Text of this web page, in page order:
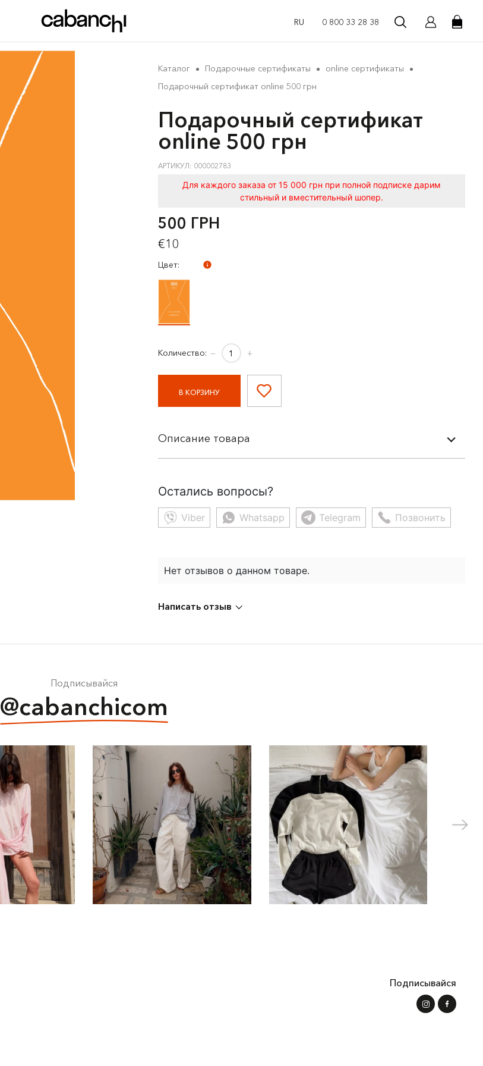
RU 0 800 33 28 38
Каталог Подарочные сертификаты
online сертификаты
Подарочный сертификат online 500 грн
Подарочный сертификат
online 500 грн
АРТИКУЛ: 000002783
Для каждого заказа от 15 000 грн при полной подписке дарим
стильный и вместительный шопер.
500 ГРН
€10
Цвет:
Количество: − +
В КОРЗИНУ
Описание товара
Остались вопросы?
Viber Whatsapp Telegram Позвонить
Нет отзывов о данном товаре.
Написать отзыв
Подписывайся
@cabanchicom
Подписывайся